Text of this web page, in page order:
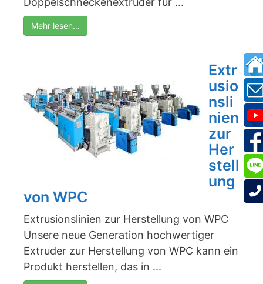
Mehr lesen…
Extr
usio
nsli
nien
zur
Her
stell
ung
von WPC
Extrusionslinien zur Herstellung von WPC
Unsere neue Generation hochwertiger
Extruder zur Herstellung von WPC kann ein
Produkt herstellen, das in ...